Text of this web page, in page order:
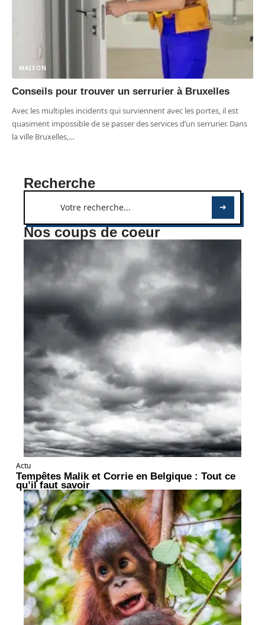
MAISON
Conseils pour trouver un serrurier à Bruxelles
Avec les multiples incidents qui surviennent avec les portes, il est
quasiment impossible de se passer des services d’un serrurier. Dans
la ville Bruxelles,…
Recherche
Nos coups de coeur
Actu
Tempêtes Malik et Corrie en Belgique : Tout ce
qu’il faut savoir